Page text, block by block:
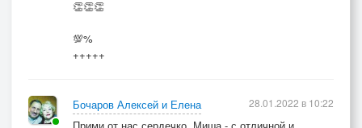
👏👏👏
💯%
+++++
Бочаров Алексей и Елена
28.01.2022 в 10:22